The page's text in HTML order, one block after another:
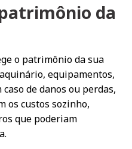
da
o patrimônio da sua
equipamentos,
de danos ou perdas,
os custos sozinho,
que poderiam